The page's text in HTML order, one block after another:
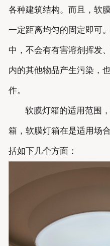
各种建筑结构。而且，软
一定距离均匀的固定即可
中，不会有有害溶剂挥发
内的其他物品产生污染，
作。
软膜灯箱的适用范围
箱，软膜灯箱在是适用场
括如下几个方面：